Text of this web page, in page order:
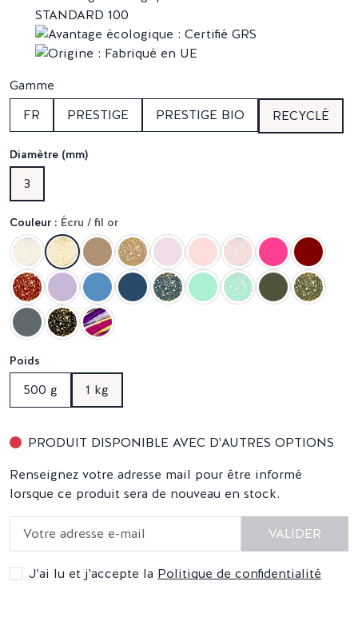
Gamme
FR
PRESTIGE PRESTIGE BIO RECYCLÉ
Diamètre (mm)
3
Couleur : Écru / fil or
Poids
500 g 1 kg
PRODUIT DISPONIBLE AVEC D'AUTRES OPTIONS
Renseignez votre adresse mail pour être informé
lorsque ce produit sera de nouveau en stock.
VALIDER
J'ai lu et j'accepte la Politique de confidentialité